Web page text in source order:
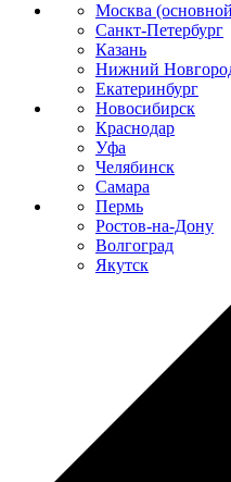
Москва
Санкт-Петербург
Казань
Нижний
Екатеринбург
Новосибирск
Краснодар
Уфа
Челябинск
Самара
Пермь
Ростов-на-Дону
Волгоград
Якутск